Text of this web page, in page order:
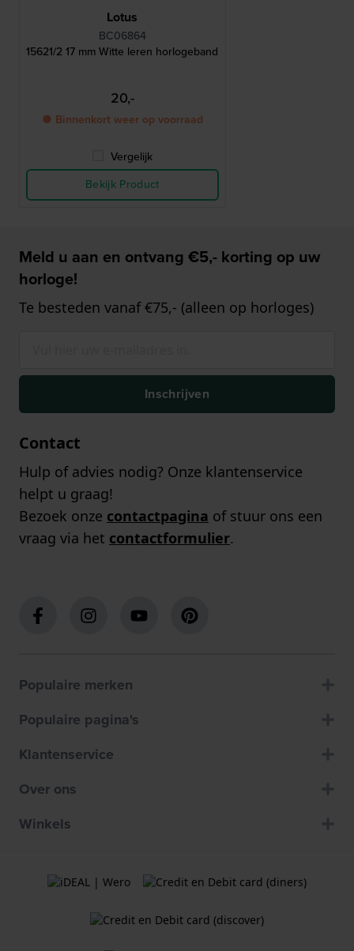
Lotus
BC06864
15621/2 17 mm Witte leren horlogeband
20,-
● Binnenkort weer op voorraad
Vergelijk
Bekijk Product
Meld u aan en ontvang €5,- korting op uw
horloge!
Te besteden vanaf €75,- (alleen op horloges)
Inschrijven
Contact
Hulp of advies nodig? Onze klantenservice
helpt u graag!
Bezoek onze contactpagina of stuur ons een
vraag via het contactformulier.
Populaire merken
Populaire pagina's
Klantenservice
Over ons
Winkels